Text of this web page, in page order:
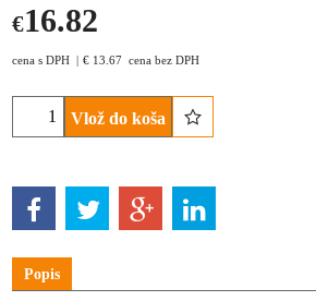
€16.82
cena s DPH € 13.67 cena bez DPH
Vlož do koša
Popis